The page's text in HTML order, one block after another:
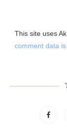
This site uses
comment data